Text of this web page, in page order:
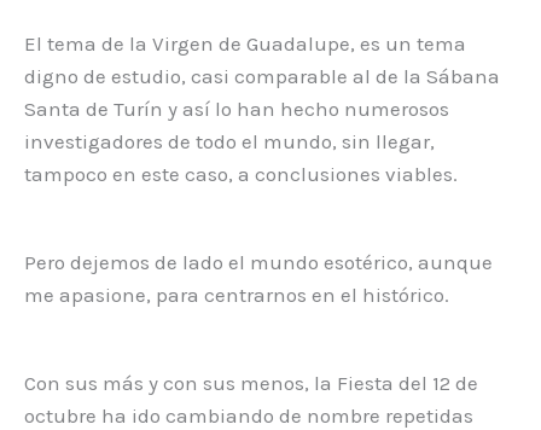
El tema de la Virgen de Guadalupe, es un tema
digno de estudio, casi comparable al de la Sábana
Santa de Turín y así lo han hecho numerosos
investigadores de todo el mundo, sin llegar,
tampoco en este caso, a conclusiones viables.
Pero dejemos de lado el mundo esotérico, aunque
me apasione, para centrarnos en el histórico.
Con sus más y con sus menos, la Fiesta del 12 de
octubre ha ido cambiando de nombre repetidas